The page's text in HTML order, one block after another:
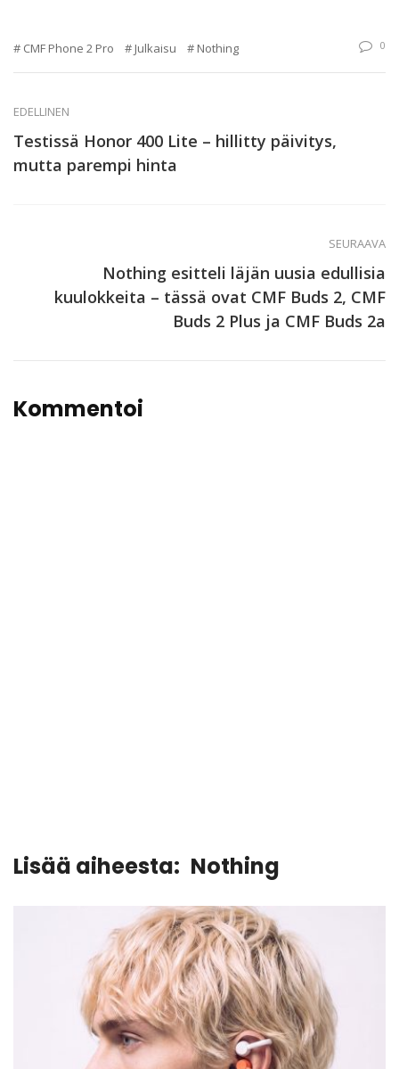
CMF Phone 2 Pro Julkaisu Nothing 0
EDELLINEN
Testissä Honor 400 Lite – hillitty päivitys,
mutta parempi hinta
SEURAAVA
Nothing esitteli läjän uusia edullisia
kuulokkeita – tässä ovat CMF Buds 2, CMF
Buds 2 Plus ja CMF Buds 2a
Kommentoi
Lisää aiheesta: Nothing